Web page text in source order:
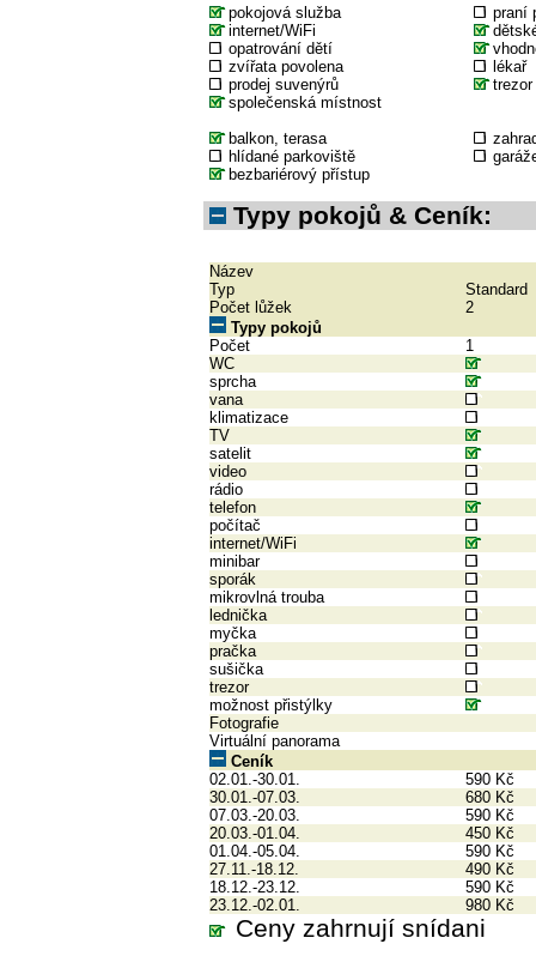
pokojová služba
praní
internet/WiFi
opatrování dětí
zvířata povolena
lékař
prodej suvenýrů
trezor
společenská místnost
balkon, terasa
hlídané parkoviště
bezbariérový přístup
Typy pokojů & Ceník:
Název
Typ
Standard
Počet lůžek
2
Typy pokojů
Počet
1
WC
sprcha
vana
klimatizace
TV
satelit
video
rádio
telefon
počítač
internet/WiFi
minibar
sporák
mikrovlná trouba
lednička
myčka
pračka
sušička
trezor
možnost přistýlky
Fotografie
Virtuální panorama
Ceník
02.01.-30.01.
590 Kč
30.01.-07.03.
680 Kč
07.03.-20.03.
590 Kč
20.03.-01.04.
450 Kč
01.04.-05.04.
590 Kč
27.11.-18.12.
490 Kč
18.12.-23.12.
590 Kč
23.12.-02.01.
980 Kč
Ceny zahrnují snídani